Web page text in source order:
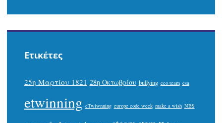
Ετικέτες
25η Μαρτίου 1821 28η Οκτωβρίου bullying eco team esa
etwinning eTwiwnning europe code week make a wish NBS